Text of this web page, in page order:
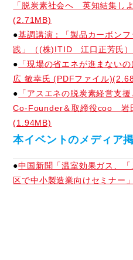
「脱炭素社会へ 英知結集し
(2.71MB)
●基調講演：「製品カーボン
践」（(株)ITID 江口正芳氏
● 「現場の省エネが進まない
広 敏幸氏 (PDFファイル
● 「アスエネの脱炭素経営支
Co-Founder＆取締役coo 岩
(1.94MB)
本イベントのメディア
●中国新聞「温室効果ガス、
区で中小製造業向けセミナー